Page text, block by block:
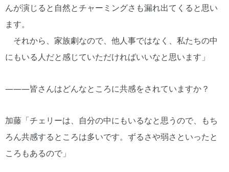
んが演じると自然とチャーミングさも漏れ出てくると思い
ます。
それから、家族劇なので、他人事ではなく、私たちの中
にもいる人だと感じていただければいいなと思います」
―――皆さんはどんなところに共感をされていますか？
加藤「チェリーは、自分の中にもいるなと思うので、もち
ろん共感するところは多いです。ずるさや弱さといったと
ころもあるので」